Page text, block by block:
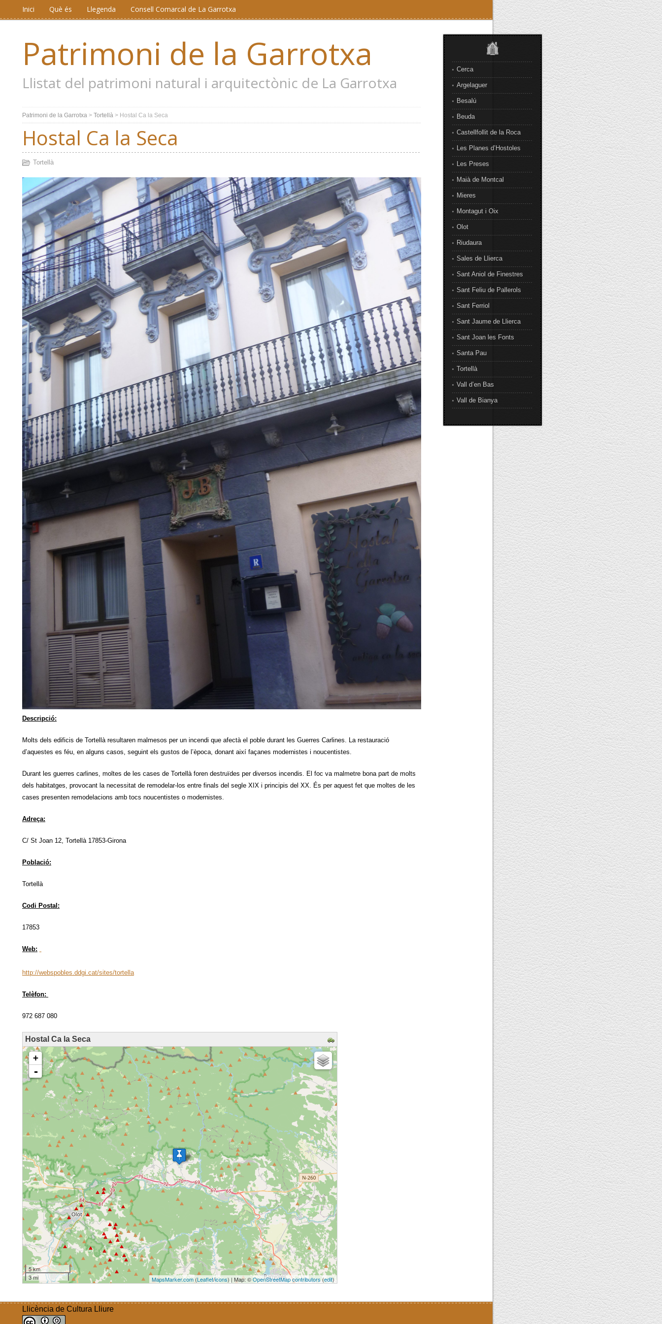
Inici Què és Llegenda Consell Comarcal de La Garrotxa
Patrimoni de la Garrotxa
Llistat del patrimoni natural i arquitectònic de La Garrotxa
Cerca
Argelaguer
Besalú
Beuda
Castellfollit de la Roca
Les Planes d’Hostoles
Les Preses
Maià de Montcal
Mieres
Montagut i Oix
Olot
Riudaura
Sales de Llierca
Sant Aniol de Finestres
Sant Feliu de Pallerols
Sant Ferriol
Sant Jaume de Llierca
Sant Joan les Fonts
Santa Pau
Tortellà
Vall d’en Bas
Vall de Bianya
Patrimoni de la Garrotxa > Tortellà > Hostal Ca la Seca
Hostal Ca la Seca
Tortellà
Descripció:
Molts dels edificis de Tortellà resultaren malmesos per un incendi que afectà el poble durant les Guerres Carlines. La restauració
d’aquestes es féu, en alguns casos, seguint els gustos de l’època, donant així façanes modernistes i noucentistes.
Durant les guerres carlines, moltes de les cases de Tortellà foren destruïdes per diversos incendis. El foc va malmetre bona part de molts
dels habitatges, provocant la necessitat de remodelar-los entre finals del segle XIX i principis del XX. És per aquest fet que moltes de les
cases presenten remodelacions amb tocs noucentistes o modernistes.
Adreça:
C/ St Joan 12, Tortellà 17853-Girona
Població:
Tortellà
Codi Postal:
17853
Web:
http://webspobles.ddgi.cat/sites/tortella
Telèfon:
972 687 080
Hostal Ca la Seca
loading map - please wait...
+
-
5 km
3 mi
MapsMarker.com(Leaflet/icons) | Map: ©OpenStreetMap contributors (edit)
Llicència de Cultura Lliure